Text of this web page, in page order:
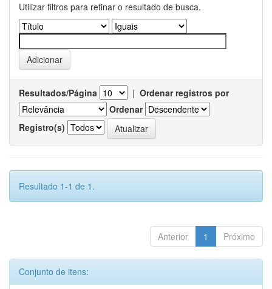
Utilizar filtros para refinar o resultado de busca.
Resultados/Página | Ordenar registros por
Ordenar
Registro(s)
Resultado 1-1 de 1.
Anterior 1 Próximo
Conjunto de itens: